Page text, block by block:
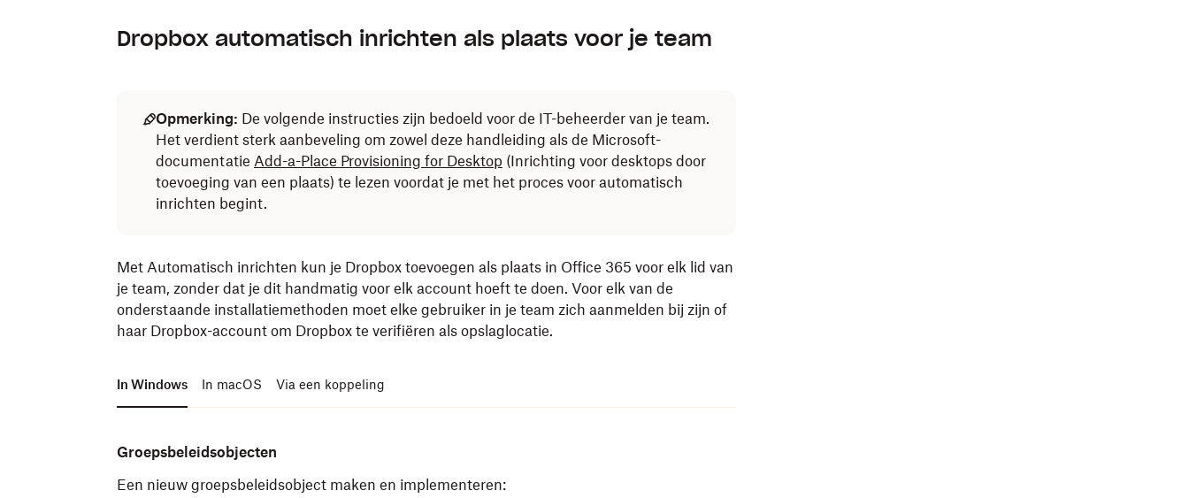
Dropbox automatisch inrichten als plaats voor je team
Opmerking: De volgende instructies zijn bedoeld voor de IT-beheerder van je team.
Het verdient sterk aanbeveling om zowel deze handleiding als de Microsoft-
documentatie Add-a-Place Provisioning for Desktop (Inrichting voor desktops door
toevoeging van een plaats) te lezen voordat je met het proces voor automatisch
inrichten begint.
Met Automatisch inrichten kun je Dropbox toevoegen als plaats in Office 365 voor elk lid van
je team, zonder dat je dit handmatig voor elk account hoeft te doen. Voor elk van de
onderstaande installatiemethoden moet elke gebruiker in je team zich aanmelden bij zijn of
haar Dropbox-account om Dropbox te verifiëren als opslaglocatie.
In Windows In macOS Via een koppeling
Groepsbeleidsobjecten
Een nieuw groepsbeleidsobject maken en implementeren: